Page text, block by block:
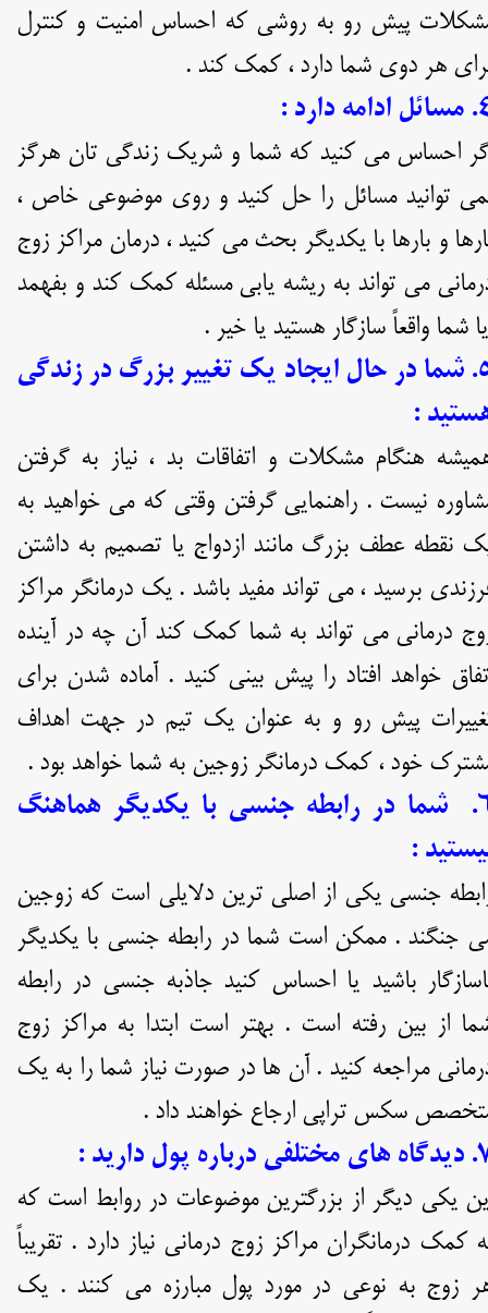
پیش رو به روشی که احساس امنیت و کنترل
هر دوی شما دارد ، کمک کند .
دارد :
احساس می کنید که شما و شریک زندگی تان هرگز
توانید مسائل را حل کنید و روی موضوعی خاص ،
و بارها با یکدیگر بحث می کنید ، درمان مراکز زوج
می تواند به ریشه یابی مسئله کمک کند و بفهمد
شما واقعاً سازگار هستید یا خیر .
۵. شما در حال ایجاد یک تغییر بزرگ در زندگی
:
هنگام مشکلات و اتفاقات بد ، نیاز به گرفتن
نیست . راهنمایی گرفتن وقتی که می خواهید به
نقطه عطف بزرگ مانند ازدواج یا تصمیم به داشتن
برسید ، می تواند مفید باشد . یک درمانگر مراکز
درمانی می تواند به شما کمک کند آن چه در آینده
خواهد افتاد را پیش بینی کنید . آماده شدن برای
پیش رو و به عنوان یک تیم در جهت اهداف
خود ، کمک درمانگر زوجین به شما خواهد بود .
۶. شما در رابطه جنسی با یکدیگر هماهنگ
:
جنسی یکی از اصلی ترین دلایلی است که زوجین
جنگند . ممکن است شما در رابطه جنسی با یکدیگر
باشید یا احساس کنید جاذبه جنسی در رابطه
از بین رفته است . بهتر است ابتدا به مراکز زوج
مراجعه کنید . آن ها در صورت نیاز شما را به یک
سکس تراپی ارجاع خواهند داد .
پول دارید :‌
یکی دیگر از بزرگترین موضوعات در روابط است که
کمک درمانگران مراکز زوج درمانی نیاز دارد . تقریباً
زوج به نوعی در مورد پول مبارزه می کنند . یک